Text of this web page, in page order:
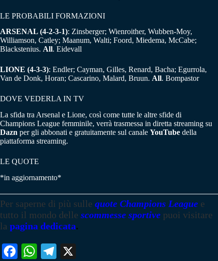
LE PROBABILI FORMAZIONI
ARSENAL (4-2-3-1): Zinsberger; Wienroither, Wubben-Moy,
Williamson, Catley; Maanum, Walti; Foord, Miedema, McCabe;
Blackstenius. All. Eidevall
LIONE (4-3-3): Endler; Cayman, Gilles, Renard, Bacha; Egurrola,
Van de Donk, Horan; Cascarino, Malard, Bruun. All. Bompastor
DOVE VEDERLA IN TV
La sfida tra Arsenal e Lione, così come tutte le altre sfide di
Champions League femminile, verrà trasmessa in diretta streaming su
Dazn per gli abbonati e gratuitamente sul canale YouTube della
piattaforma streaming.
LE QUOTE
*in aggiornamento*
Per saperne di più sulle quote Champions League e
tutto il mondo delle scommesse sportive puoi visitare
la pagina dedicata.
Fa W
Te